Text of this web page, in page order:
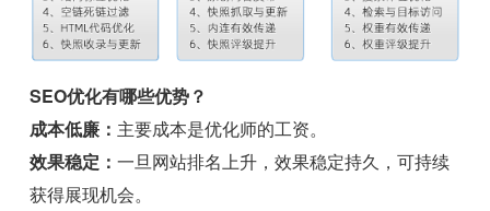
SEO优化有哪些优势？
成本低廉： 主要成本是优化师的工资。
效果稳定：一旦网站排名上升，效果稳定持久，可持续
获得展现机会。